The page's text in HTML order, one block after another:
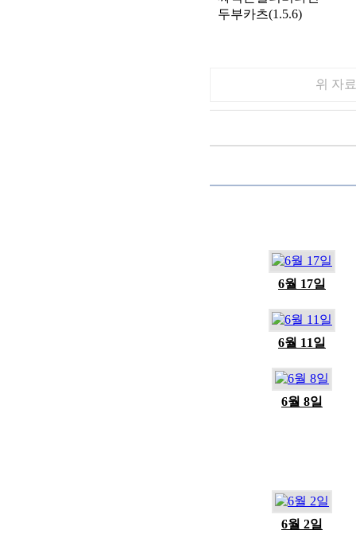
두부카츠(1.5.6)
위 자
6월 17일
6월 11일
6월 8일
6월 2일